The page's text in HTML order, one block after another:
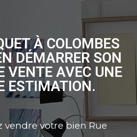
À COLOMBES
DÉMARRER SON
VENTE AVEC UNE
ESTIMATION.
vendre votre bien Rue